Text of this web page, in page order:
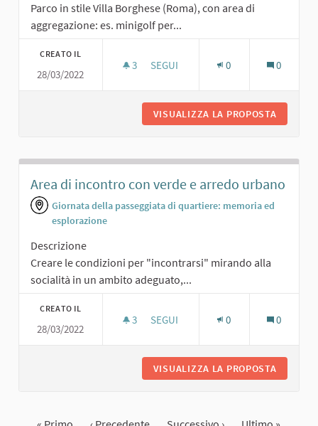
Parco in stile Villa Borghese (Roma), con area di
aggregazione: es. minigolf per...
CREATO IL
28/03/2022
3 3 SOSTENITORI
SEGUI 0 0
VISUALIZZA LA PROPOSTA
Area di incontro con verde e arredo urbano
Giornata della passeggiata di quartiere: memoria ed
esplorazione
Descrizione
Creare le condizioni per "incontrarsi" mirando alla
socialità in un ambito adeguato,...
CREATO IL
28/03/2022
3 3 SOSTENITORI
SEGUI 0 0
VISUALIZZA LA PROPOSTA